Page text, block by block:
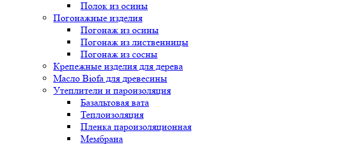
Полок из осины
Погонажные изделия
Погонаж из осины
Погонаж из лиственницы
Погонаж из сосны
Крепежные изделия для дерева
Масло Biofa для древесины
Утеплители и пароизоляция
Базальтовая вата
Теплоизоляция
Пленка пароизоляционная
Мембрана